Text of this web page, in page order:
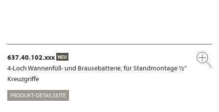
637.40.102.xxx NEU
4-Loch Wannenfüll- und Brausebatterie, für Standmontage ½“
Kreuzgriffe
PRODUKT-DETAILSEITE